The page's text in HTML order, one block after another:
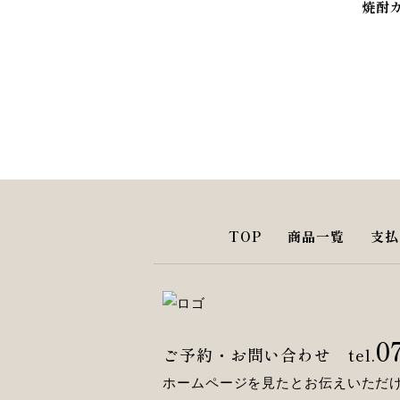
焼酎
TOP 商品一覧 支
ご予約・お問い合わせ tel.
ホームページを見たとお伝えいただ